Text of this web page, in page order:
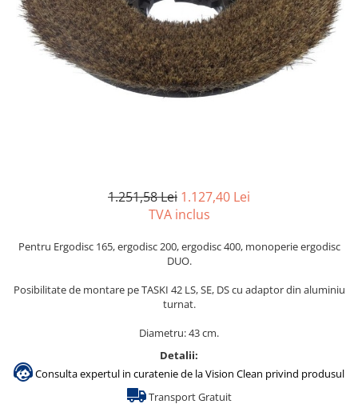
Gama de cosmetice hoteliere
Salvatore Ferragamo
Gama de cosmetice hoteliere Sense
1.251,58 Lei 1.127,40 Lei
TVA inclus
Pentru Ergodisc 165, ergodisc 200, ergodisc 400, monoperie ergodisc
DUO.
Posibilitate de montare pe TASKI 42 LS, SE, DS cu adaptor din aluminiu
turnat.
Diametru: 43 cm.
Detalii:
Consulta expertul in curatenie de la Vision Clean privind produsul
Transport Gratuit